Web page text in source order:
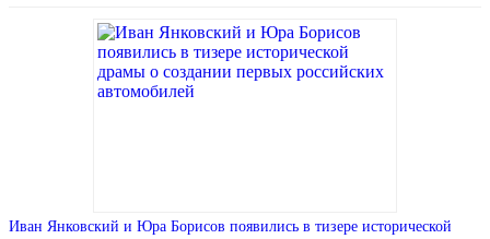
Иван Янковский и Юра Борисов появились в тизере исторической